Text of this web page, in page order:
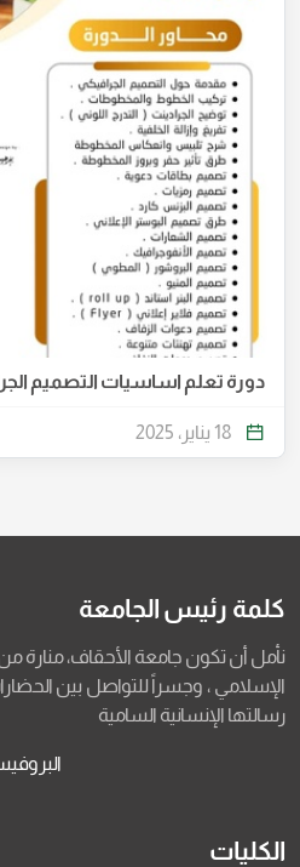
دورة تعلم اساسيات التصميم
18 يناير، 2025
كلمة رئيس الجامعة
نأمل أن تكون جامعة الأحقاف، منارة من
الإسلامي ، وجسراً للتواصل بين
رسالتها الإنسانية السامية
الكليات